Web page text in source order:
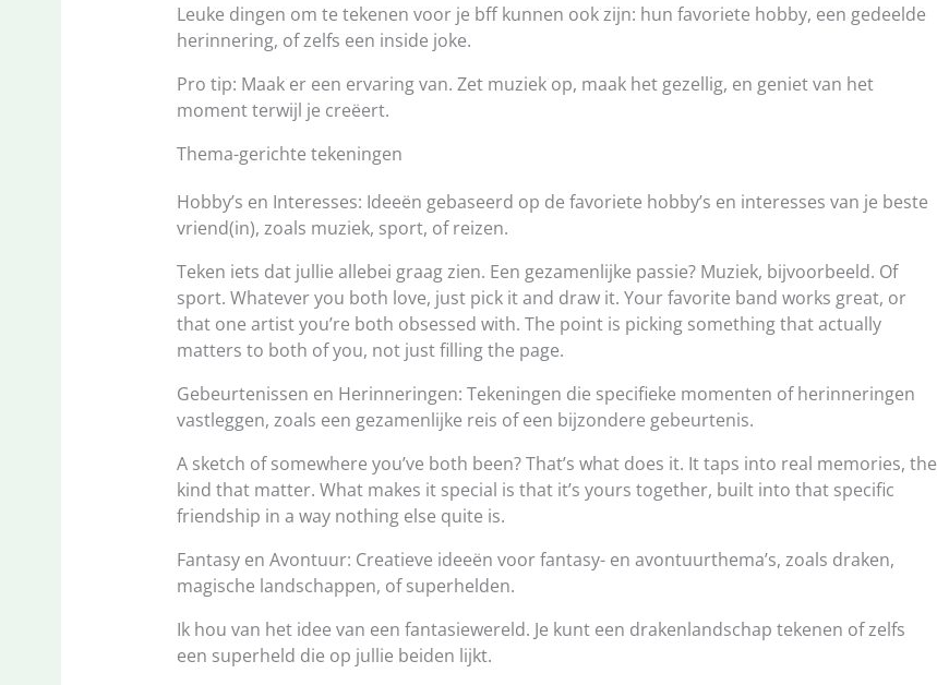
Leuke dingen om te tekenen voor je bff kunnen ook zijn: hun favoriete hobby, een gedeelde
herinnering, of zelfs een inside joke.
Pro tip: Maak er een ervaring van. Zet muziek op, maak het gezellig, en geniet van het
moment terwijl je creëert.
Thema-gerichte tekeningen
Hobby’s en Interesses: Ideeën gebaseerd op de favoriete hobby’s en interesses van je beste
vriend(in), zoals muziek, sport, of reizen.
Teken iets dat jullie allebei graag zien. Een gezamenlijke passie? Muziek, bijvoorbeeld. Of
sport. Whatever you both love, just pick it and draw it. Your favorite band works great, or
that one artist you’re both obsessed with. The point is picking something that actually
matters to both of you, not just filling the page.
Gebeurtenissen en Herinneringen: Tekeningen die specifieke momenten of herinneringen
vastleggen, zoals een gezamenlijke reis of een bijzondere gebeurtenis.
A sketch of somewhere you’ve both been? That’s what does it. It taps into real memories, the
kind that matter. What makes it special is that it’s yours together, built into that specific
friendship in a way nothing else quite is.
Fantasy en Avontuur: Creatieve ideeën voor fantasy- en avontuurthema’s, zoals draken,
magische landschappen, of superhelden.
Ik hou van het idee van een fantasiewereld. Je kunt een drakenlandschap tekenen of zelfs
een superheld die op jullie beiden lijkt.